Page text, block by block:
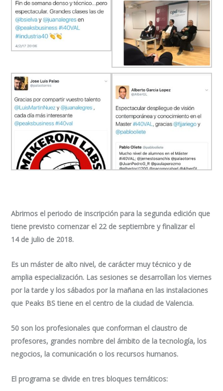
Abrimos el periodo de inscripción para la segunda edición que
tiene previsto comenzar el 22 de septiembre y finalizar el
14 de julio de 2018.
Es un máster de alto nivel, de carácter muy técnico y de
amplia especialización. Las sesiones se desarrollan los viernes
por la tarde y los sábados por la mañana en las instalaciones
que Peaks BS tiene en el centro de la ciudad de Valencia.
50 son los profesionales que conforman el claustro de
profesores, grandes nombre del ámbito de la tecnología, los
negocios, la comunicación o los recursos humanos.
El programa se divide en tres bloques temáticos: